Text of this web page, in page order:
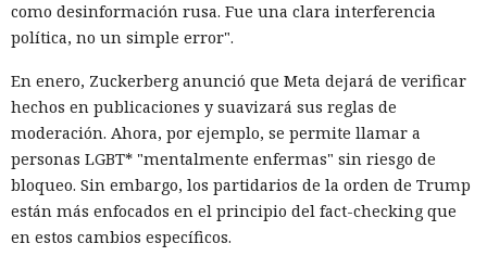
como desinformación rusa. Fue una clara interferencia
política, no un simple error".
En enero, Zuckerberg anunció que Meta dejará de verificar
hechos en publicaciones y suavizará sus reglas de
moderación. Ahora, por ejemplo, se permite llamar a
personas LGBT* "mentalmente enfermas" sin riesgo de
bloqueo. Sin embargo, los partidarios de la orden de Trump
están más enfocados en el principio del fact-checking que
en estos cambios específicos.